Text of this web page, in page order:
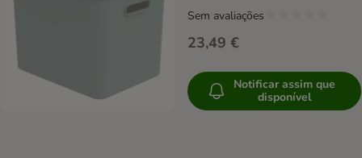
23,49 €
Sem avaliações
Notificar assim que
disponível